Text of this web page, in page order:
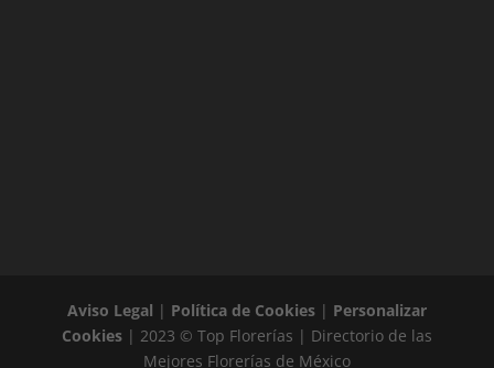
Aviso Legal | Política de Cookies| Personalizar
Cookies| 2023 © Top Florerías | Directorio de las
Mejores Florerías de México